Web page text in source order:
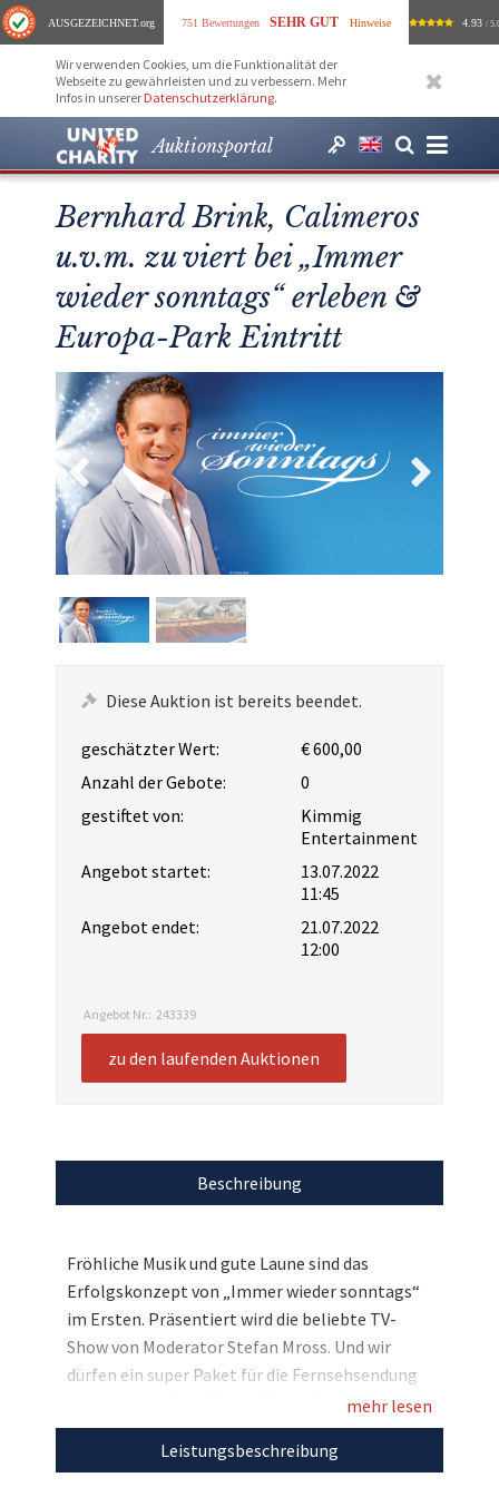
AUSGEZEICHNET.org 751 Bewertungen SEHR GUT Hinweise 4.93 /
Wir verwenden Cookies, um die Funktionalität der
Webseite zu gewährleisten und zu verbessern. Mehr
Infos in unserer Datenschutzerklärung.
Auktionsportal
Bernhard Brink, Calimeros
u.v.m. zu viert bei „Immer
wieder sonntags“ erleben &
Europa-Park Eintritt
Diese Auktion ist bereits beendet.
geschätzter Wert:
€ 600,00
Anzahl der Gebote:
0
gestiftet von:
Kimmig
Entertainment
Angebot startet:
13.07.2022
11:45
Angebot endet:
21.07.2022
12:00
Angebot Nr.: 243339
zu den laufenden Auktionen
Beschreibung
Fröhliche Musik und gute Laune sind das
Erfolgskonzept von „Immer wieder sonntags“
im Ersten. Präsentiert wird die beliebte TV-
Show von Moderator Stefan Mross. Und wir
dürfen ein super Paket für die Fernsehsendung
versteigern: Als exklusive Gäste der Sendung am
17. Juli verbringen Sie und drei Begleitpersonen
einen kompletten Sonntagvormittag mit den
mehr lesen
Leistungsbeschreibung